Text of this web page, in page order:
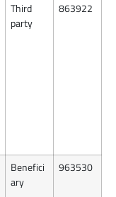
Third
party
863922
Benefici
ary
963530